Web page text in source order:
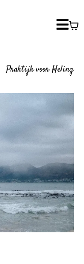
Praktijk voor Heling